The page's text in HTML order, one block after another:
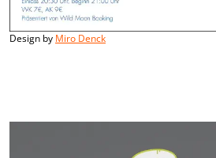
Design by Miro Denck